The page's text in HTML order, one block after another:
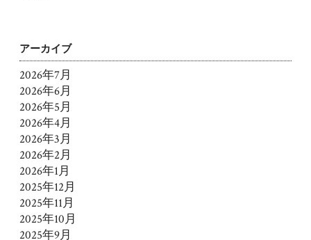
アーカイブ
2026年7月
2026年6月
2026年5月
2026年4月
2026年3月
2026年2月
2026年1月
2025年12月
2025年11月
2025年10月
2025年9月